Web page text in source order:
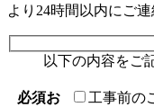
より24時間以内にご
以下の内容をご
必須お
工事前の